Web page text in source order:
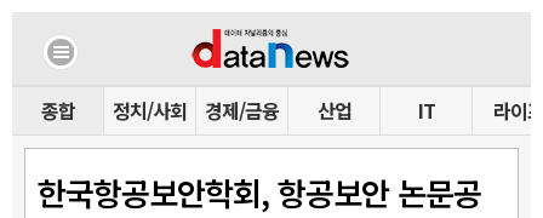
종합 정치/사회 경제/금융 산업 IT 라이프
한국항공보안학회, 항공보안 논문공